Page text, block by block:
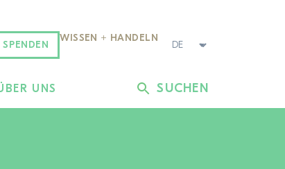
SPENDEN
WISSEN + HANDELN
UNS SUCHEN